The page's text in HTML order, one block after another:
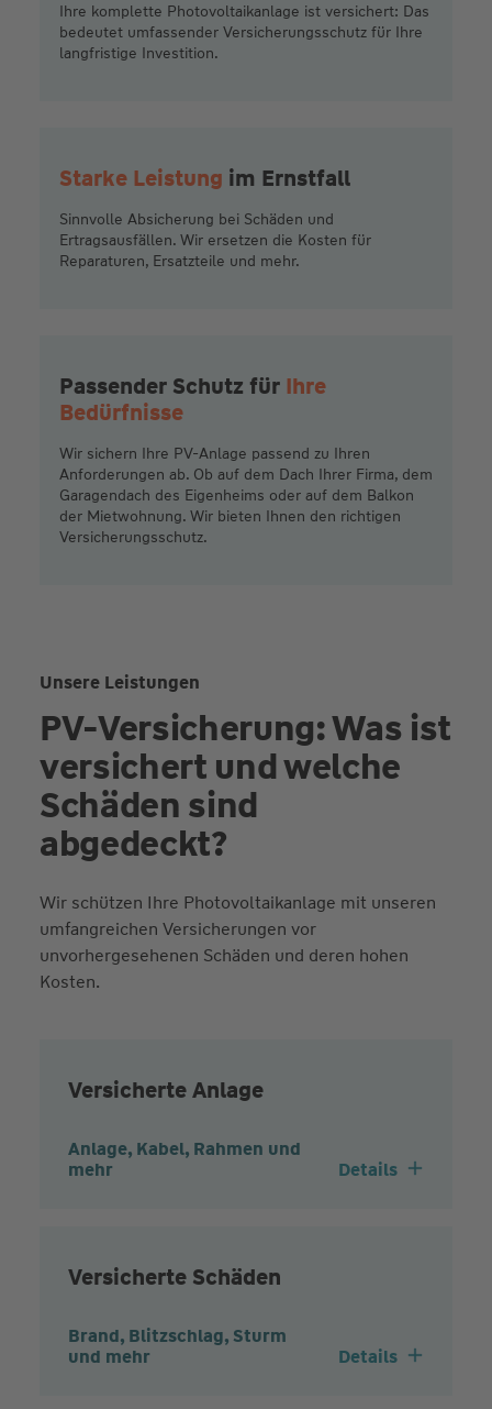
Ihre komplette Photovoltaikanlage ist versichert: Das
bedeutet umfassender Versicherungsschutz für Ihre
langfristige Investition.
Starke Leistung im Ernstfall
Sinnvolle Absicherung bei Schäden und
Ertragsausfällen. Wir ersetzen die Kosten für
Reparaturen, Ersatzteile und mehr.
Passender Schutz für Ihre
Bedürfnisse
Wir sichern Ihre PV-Anlage passend zu Ihren
Anforderungen ab. Ob auf dem Dach Ihrer Firma, dem
Garagendach des Eigenheims oder auf dem Balkon
der Mietwohnung. Wir bieten Ihnen den richtigen
Versicherungsschutz.
Unsere Leistungen
PV-Versicherung: Was ist
versichert und welche
Schäden sind
abgedeckt?
Wir schützen Ihre Photovoltaikanlage mit unseren
umfangreichen Versicherungen vor
unvorhergesehenen Schäden und deren hohen
Kosten.
Versicherte Anlage
Anlage, Kabel, Rahmen und
mehr
Details
Versicherte Schäden
Brand, Blitzschlag, Sturm
und mehr
Details